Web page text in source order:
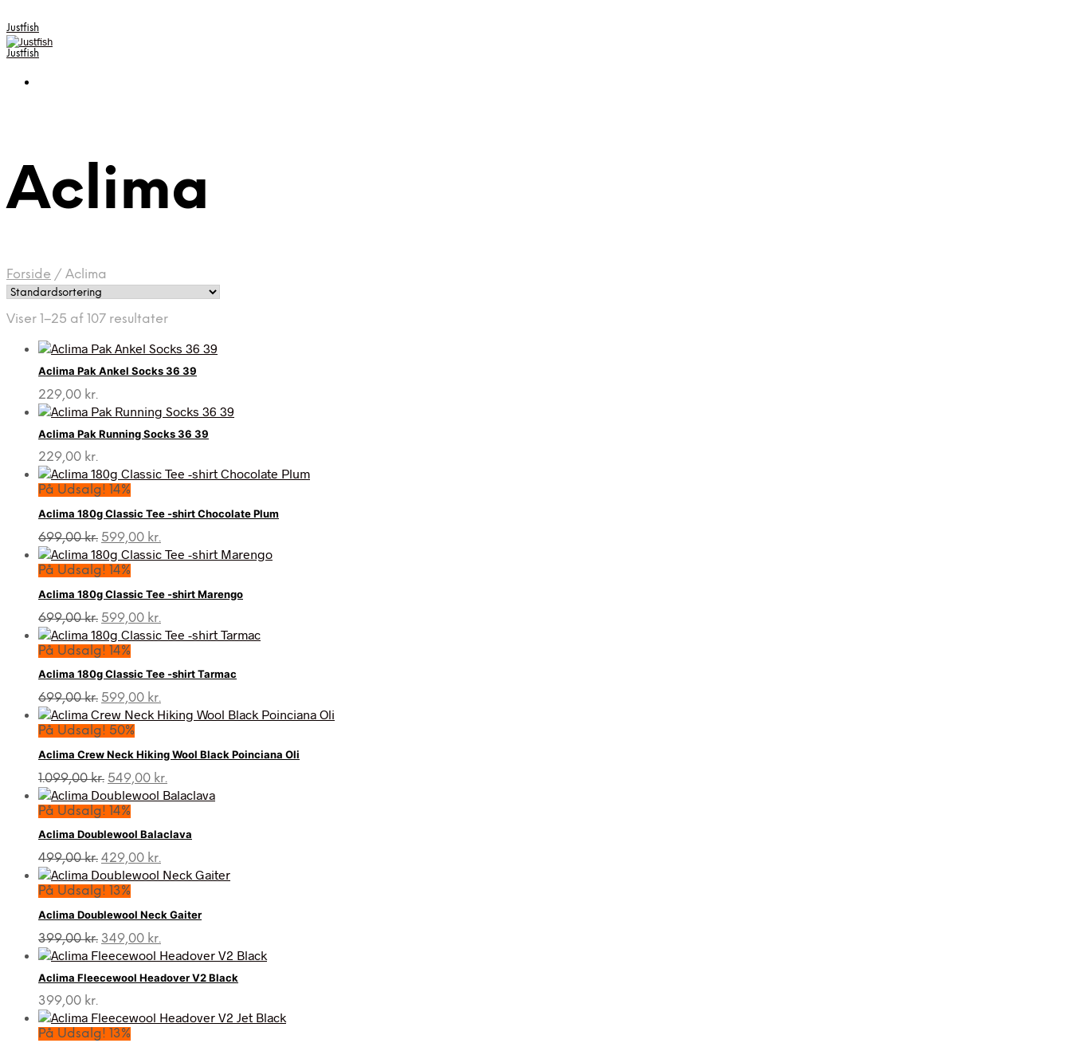
Justfish
Justfish
Aclima
Forside / Aclima
Viser 1–25 af 107 resultater
Aclima Pak Ankel Socks 36 39
229,00 kr.
Aclima Pak Running Socks 36 39
229,00 kr.
På Udsalg! 14%
Aclima 180g Classic Tee -shirt Chocolate Plum
699,00kr. Den
oprindelige
pris
699,00 kr..
599,00 kr.
aktuelle
599,00 kr..
På Udsalg! 14%
Aclima 180g Classic Tee -shirt Marengo
699,00kr. Den
oprindelige
pris
699,00 kr..
599,00 kr.
aktuelle
599,00 kr..
På Udsalg! 14%
Aclima 180g Classic Tee -shirt Tarmac
699,00kr. Den
oprindelige
pris
699,00 kr..
599,00 kr.
aktuelle
599,00 kr..
På Udsalg! 50%
Aclima Crew Neck Hiking Wool Black Poinciana Oli
1.099,00kr. Den
oprindelige
pris
1.099,00 kr..
549,00 kr.
aktuelle
549,00 kr..
På Udsalg! 14%
Aclima Doublewool Balaclava
499,00kr. Den
oprindelige
pris
499,00 kr..
429,00 kr.
aktuelle
429,00 kr..
På Udsalg! 13%
Aclima Doublewool Neck Gaiter
399,00kr. Den
oprindelige
var:
349,00 kr.
aktuelle
er:
Aclima Fleecewool Headover V2 Black
399,00 kr.
På Udsalg! 13%